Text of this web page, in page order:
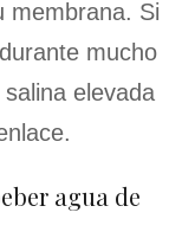
membrana. Si
mucho
elevada
agua de